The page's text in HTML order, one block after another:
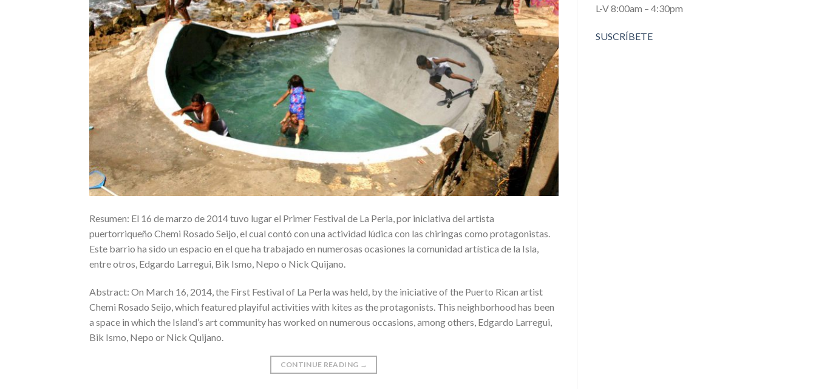
Resumen: El 16 de marzo de 2014 tuvo lugar el Primer Festival de La Perla, por iniciativa del artista
puertorriqueño Chemi Rosado Seijo, el cual contó con una actividad lúdica con las chiringas como protagonistas.
Este barrio ha sido un espacio en el que ha trabajado en numerosas ocasiones la comunidad artística de la Isla,
entre otros, Edgardo Larregui, Bik Ismo, Nepo o Nick Quijano.
Abstract: On March 16, 2014, the First Festival of La Perla was held, by the iniciative of the Puerto Rican artist
Chemi Rosado Seijo, which featured playiful activities with kites as the protagonists. This neighborhood has been
a space in which the Island’s art community has worked on numerous occasions, among others, Edgardo Larregui,
Bik Ismo, Nepo or Nick Quijano.
CONTINUE READING →
L-V 8:00am – 4:30pm
SUSCRÍBETE